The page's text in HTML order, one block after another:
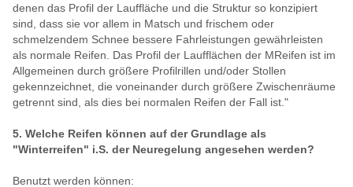
denen das Profil der Lauffläche und die Struktur so konzipiert
sind, dass sie vor allem in Matsch und frischem oder
schmelzendem Schnee bessere Fahrleistungen gewährleisten
als normale Reifen. Das Profil der Laufflächen der MReifen ist im
Allgemeinen durch größere Profilrillen und/oder Stollen
gekennzeichnet, die voneinander durch größere Zwischenräume
getrennt sind, als dies bei normalen Reifen der Fall ist."
5. Welche Reifen können auf der Grundlage als
"Winterreifen" i.S. der Neuregelung angesehen werden?
Benutzt werden können: